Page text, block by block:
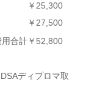
￥25,300
￥27,500
用合計￥52,800
ディプロマ取